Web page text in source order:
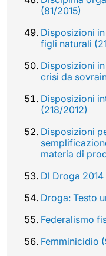
(81/2015)
Disposizioni
figli naturali
Disposizioni
crisi da
Disposizioni
(218/2012)
Disposizioni
materia di
Dl Droga
Droga: Testo
Federalismo
Femminicidio